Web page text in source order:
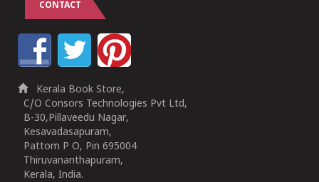
CONTACT
Kerala Book Store,
C/O Consors Technologies Pvt Ltd,
B-30,Pillaveedu Nagar,
Kesavadasapuram,
Pattom P O, Pin 695004
Thiruvananthapuram,
Kerala, India.